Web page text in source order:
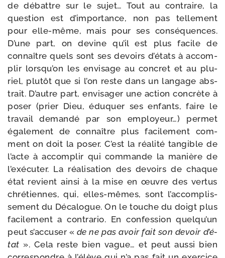
de débattre sur le sujet… Tout au contraire, la
ques­tion est d’im­por­tance, non pas tel­le­ment
pour elle-​même, mais pour ses consé­quences.
D’une part, on devine qu’il est plus facile de
connaître quels sont ses devoirs d’é­tats à accom­
plir lors­qu’on les envi­sage au concret et au plu­
riel, plu­tôt que si l’on reste dans un lan­gage abs­
trait. D’autre part, envi­sa­ger une action concrète à
poser (prier Dieu, édu­quer ses enfants, faire le
tra­vail deman­dé par son employeur…) per­met
éga­le­ment de connaître plus faci­le­ment com­
ment on doit la poser. C’est la réa­li­té tan­gible de
l’acte à accom­plir qui com­mande la manière de
l’exé­cu­ter. La réa­li­sa­tion des devoirs de chaque
état revient ain­si à la mise en œuvre des ver­tus
chré­tiennes, qui, elles-​mêmes, sont l’ac­com­plis­
se­ment du Décalogue. On le touche du doigt plus
faci­le­ment a contra­rio. En confes­sion quel­qu’un
peut s’ac­cu­ser « de ne pas avoir fait son devoir d’é­
tat ». Cela reste bien vague… et peut aus­si bien